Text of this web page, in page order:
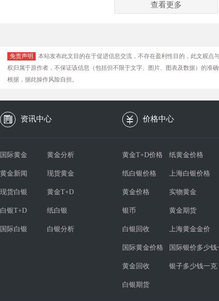
查看更多
免责声明
本站发布此文目的在于促进信息交流，不存在盈利性目的，此文观
权归属于原作者，不保证该信息（包括但不限于文字、图片、图表及数据）的准
根据，据此操作风险自担。
资讯中心 价格中心
国际黄金 黄金分析
黄金新闻 现货黄金
现货白银 黄金T+D
白银T+D 纸白银
国际白银 白银分析
黄金T+D价格 纸黄金价格
纸白银价格 上海白银价格
黄金价格 实物黄金
银币 黄金期货
白银回收 上海黄金金价
国际黄金价格 国际银价多少钱
黄金回收 银子多少钱一克
白银期货